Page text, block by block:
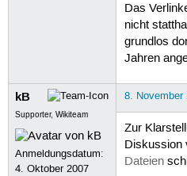
Das
nicht
grundlos
Jahren
kB
Supporter, Wikiteam
Anmeldungsdatum:
4. Oktober 2007
8. November
Zur
Diskussion
Dateien